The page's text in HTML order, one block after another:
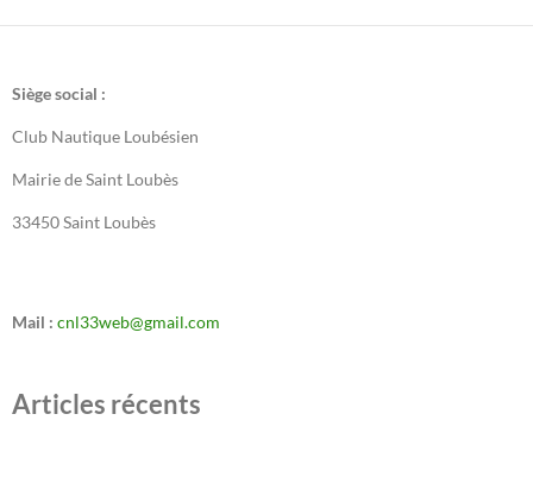
Siège social :
Club Nautique Loubésien
Mairie de Saint Loubès
33450 Saint Loubès
Mail : cnl33web@gmail.com
Articles récents